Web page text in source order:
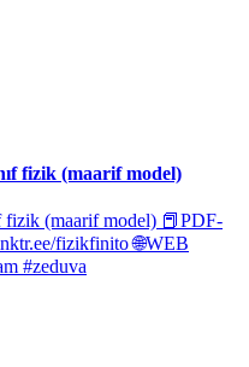
fizik (maarif model)
fizik (maarif model) 📕PDF-
fizikfinito 🌐WEB
#zeduva